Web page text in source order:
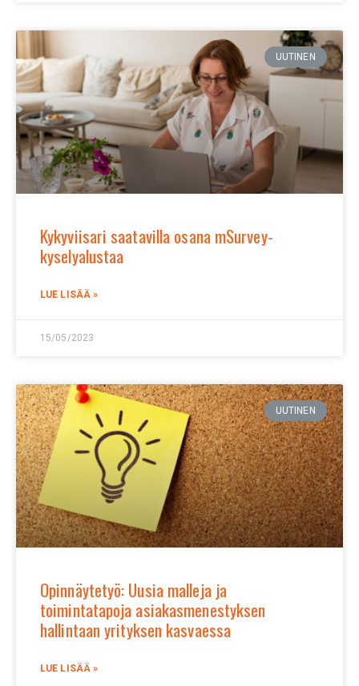
UUTINEN
Kykyviisari saatavilla osana mSurvey-
kyselyalustaa
LUE LISÄÄ »
15/05/2023
UUTINEN
Opinnäytetyö: Uusia malleja ja
toimintatapoja asiakasmenestyksen
hallintaan yrityksen kasvaessa
LUE LISÄÄ »